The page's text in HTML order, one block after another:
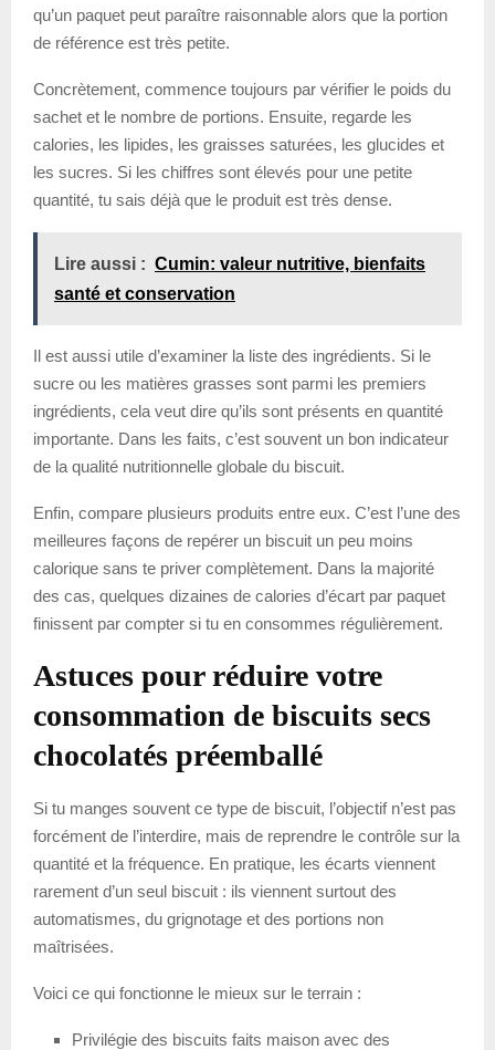
qu’un paquet peut paraître raisonnable alors que la portion
de référence est très petite.
Concrètement, commence toujours par vérifier le poids du
sachet et le nombre de portions. Ensuite, regarde les
calories, les lipides, les graisses saturées, les glucides et
les sucres. Si les chiffres sont élevés pour une petite
quantité, tu sais déjà que le produit est très dense.
Lire aussi : Cumin: valeur nutritive, bienfaits
santé et conservation
Il est aussi utile d’examiner la liste des ingrédients. Si le
sucre ou les matières grasses sont parmi les premiers
ingrédients, cela veut dire qu’ils sont présents en quantité
importante. Dans les faits, c’est souvent un bon indicateur
de la qualité nutritionnelle globale du biscuit.
Enfin, compare plusieurs produits entre eux. C’est l’une des
meilleures façons de repérer un biscuit un peu moins
calorique sans te priver complètement. Dans la majorité
des cas, quelques dizaines de calories d’écart par paquet
finissent par compter si tu en consommes régulièrement.
Astuces pour réduire votre
consommation de biscuits secs
chocolatés préemballé
Si tu manges souvent ce type de biscuit, l’objectif n’est pas
forcément de l’interdire, mais de reprendre le contrôle sur la
quantité et la fréquence. En pratique, les écarts viennent
rarement d’un seul biscuit : ils viennent surtout des
automatismes, du grignotage et des portions non
maîtrisées.
Voici ce qui fonctionne le mieux sur le terrain :
Privilégie des biscuits faits maison avec des